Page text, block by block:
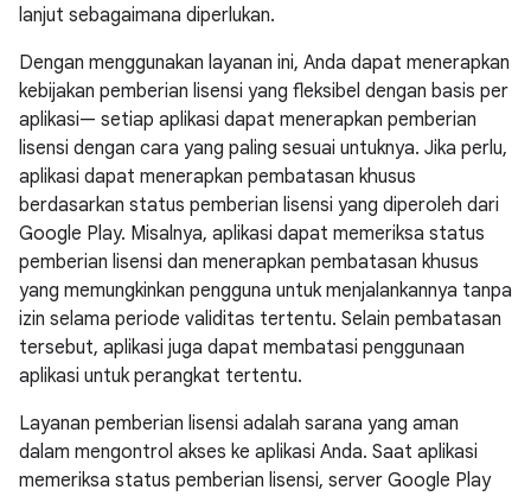
lanjut sebagaimana diperlukan.
Dengan menggunakan layanan ini, Anda dapat menerapkan
kebijakan pemberian lisensi yang fleksibel dengan basis per
aplikasi— setiap aplikasi dapat menerapkan pemberian
lisensi dengan cara yang paling sesuai untuknya. Jika perlu,
aplikasi dapat menerapkan pembatasan khusus
berdasarkan status pemberian lisensi yang diperoleh dari
Google Play. Misalnya, aplikasi dapat memeriksa status
pemberian lisensi dan menerapkan pembatasan khusus
yang memungkinkan pengguna untuk menjalankannya tanpa
izin selama periode validitas tertentu. Selain pembatasan
tersebut, aplikasi juga dapat membatasi penggunaan
aplikasi untuk perangkat tertentu.
Layanan pemberian lisensi adalah sarana yang aman
dalam mengontrol akses ke aplikasi Anda. Saat aplikasi
memeriksa status pemberian lisensi, server Google Play